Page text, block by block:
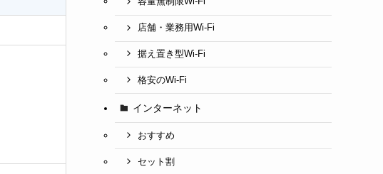
店舗・業務用Wi-Fi
据え置き型Wi-Fi
格安のWi-Fi
インターネット
おすすめ
セット割